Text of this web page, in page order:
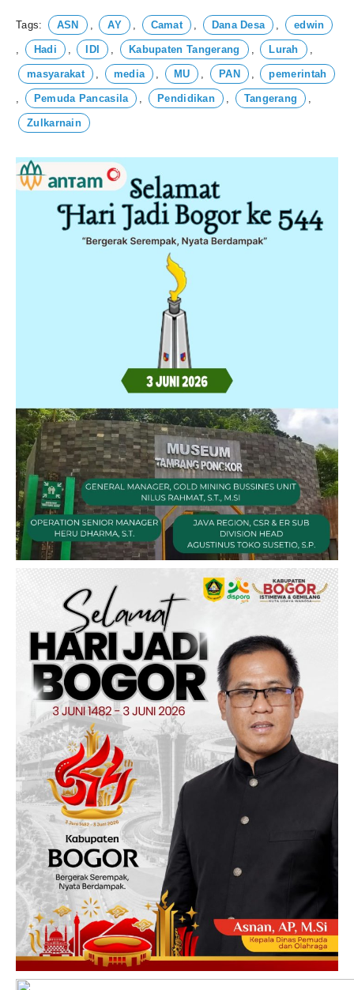
Tags: ASN AY Camat Dana Desa edwin
Hadi IDI Kabupaten Tangerang Lurah
masyarakat media MU PAN pemerintah
Pemuda Pancasila Pendidikan Tangerang
Zulkarnain